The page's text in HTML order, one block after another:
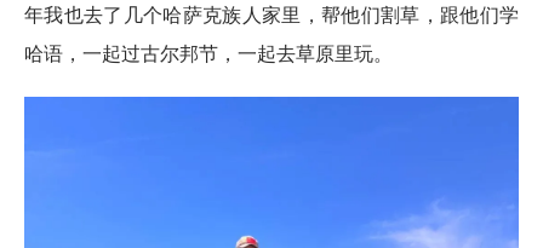
年我也去了几个哈萨克族人家里，帮他们割草，跟他们学
哈语，一起过古尔邦节，一起去草原里玩。